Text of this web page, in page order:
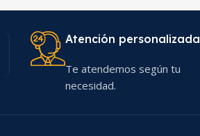
Atención personalizada
Te atendemos según tu
necesidad.